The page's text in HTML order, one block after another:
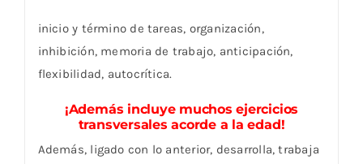
inicio y término de tareas, organización,
inhibición, memoria de trabajo, anticipación,
flexibilidad, autocrítica.
¡Además incluye muchos ejercicios
transversales acorde a la edad!
Además, ligado con lo anterior, desarrolla, trabaja